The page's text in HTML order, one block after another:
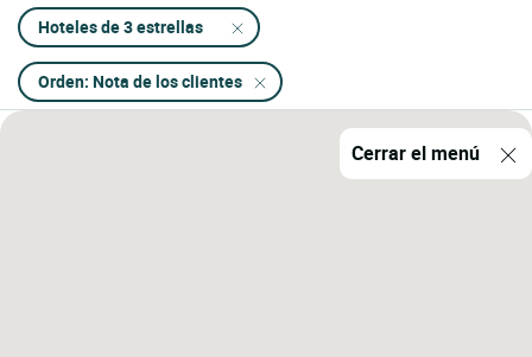
Hoteles de 3 estrellas
Orden: Nota de los clientes
Cerrar el menú